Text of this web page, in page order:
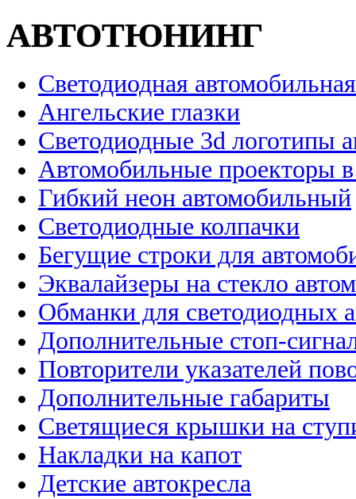
АВТОТЮНИНГ
Светодиодная
Ангельские глазки
Светодиодные 3d логотипы
Автомобильные проекторы
Гибкий неон автомобильный
Светодиодные колпачки
Бегущие строки для
Эквалайзеры на стекло
Обманки для светодиодных
Дополнительные стоп-
Повторители указателей
Дополнительные габариты
Светящиеся крышки на
Накладки на капот
Детские автокресла